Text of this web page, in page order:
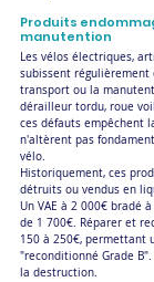
Produits
manutention
Les vélos électriques,
subissent régulièrement
transport ou la
dérailleur tordu, roue
ces défauts empêchent
n'altèrent pas
vélo.
Historiquement, ces
détruits ou vendus en
Un VAE à 2 000€ bradé
de 1 700€. Réparer et
150 à 250€, permettant
"reconditionné Grade
la destruction.